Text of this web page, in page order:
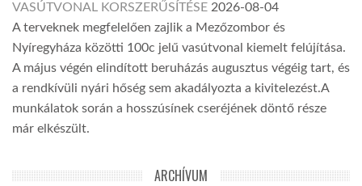
VASÚTVONAL KORSZERŰSÍTÉSE 2026-08-04
A terveknek megfelelően zajlik a Mezőzombor és
Nyíregyháza közötti 100c jelű vasútvonal kiemelt felújítása.
A május végén elindított beruházás augusztus végéig tart, és
a rendkívüli nyári hőség sem akadályozta a kivitelezést.A
munkálatok során a hosszúsínek cseréjének döntő része
már elkészült.
ARCHÍVUM